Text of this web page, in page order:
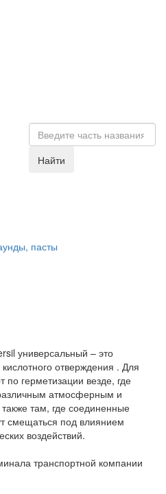
Найти
пасты
универсальный – это
отверждения . Для
по герметизации везде, где
атмосферным и
там, где соединенные
смещаться под влиянием
воздействий.
транспортной компании